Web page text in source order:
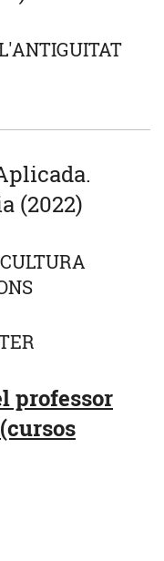
(2022)
professor